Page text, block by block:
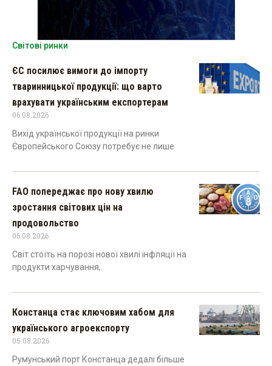
Світові ринки
ЄС посилює вимоги до імпорту
тваринницької продукції: що варто
врахувати українським експортерам
06.08.2026
Вихід української продукції на ринки
Європейського Союзу потребує не лише
FAO попереджає про нову хвилю
зростання світових цін на
продовольство
06.08.2026
Світ стоїть на порозі нової хвилі інфляції на
продукти харчування,
Констанца стає ключовим хабом для
українського агроекспорту
05.08.2026
Румунський порт Констанца дедалі більше